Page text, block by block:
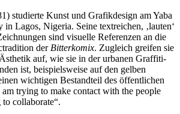
studierte Kunst und Grafikdesign am Yaba
Lagos, Nigeria. Seine textreichen, ‚lauten‘
sind visuelle Referenzen an die
der Bitterkomix. Zugleich greifen sie
auf, wie sie in der urbanen Graffiti-
ist, beispielsweise auf den gelben
wichtigen Bestandteil des öffentlichen
am trying to make contact with the people
collaborate“.